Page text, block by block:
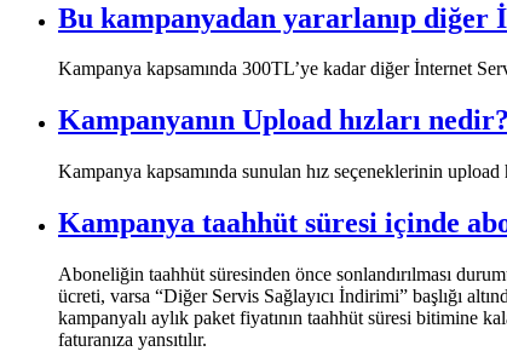
Bu kampanyadan yararlanıp
​Kampanya kapsamında 300TL’ye kadar diğer İnternet
Kampanyanın Upload hızları nedir?
​Kampanya kapsamında sunulan hız seçeneklerinin
Kampanya taahhüt süresi içinde
Aboneliğin taahhüt süresinden önce sonlandırılması
ücreti, varsa “Diğer Servis Sağlayıcı İndirimi” başlığı
kampanyalı aylık paket fiyatının taahhüt süresi bitimine
faturanıza yansıtılır.​